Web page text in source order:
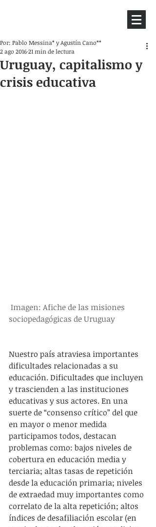
Uruguay, capitalismo y
crisis educativa
Por: Pablo Messina* y Agustín Cano**
2 ago 201621 min de lectura
sociopedagógicas de Uruguay
Nuestro país atraviesa importantes
dificultades relacionadas a su
educación. Dificultades que incluyen
y trascienden a las instituciones
educativas y sus actores. En una
suerte de “consenso crítico” del que
en mayor o menor medida
participamos todos, destacan
problemas como: bajos niveles de
cobertura en educación media y
terciaria; altas tasas de repetición
desde la educación primaria; niveles
de extraedad muy importantes como
correlato de la alta repetición; altos
índices de desafiliación escolar (en